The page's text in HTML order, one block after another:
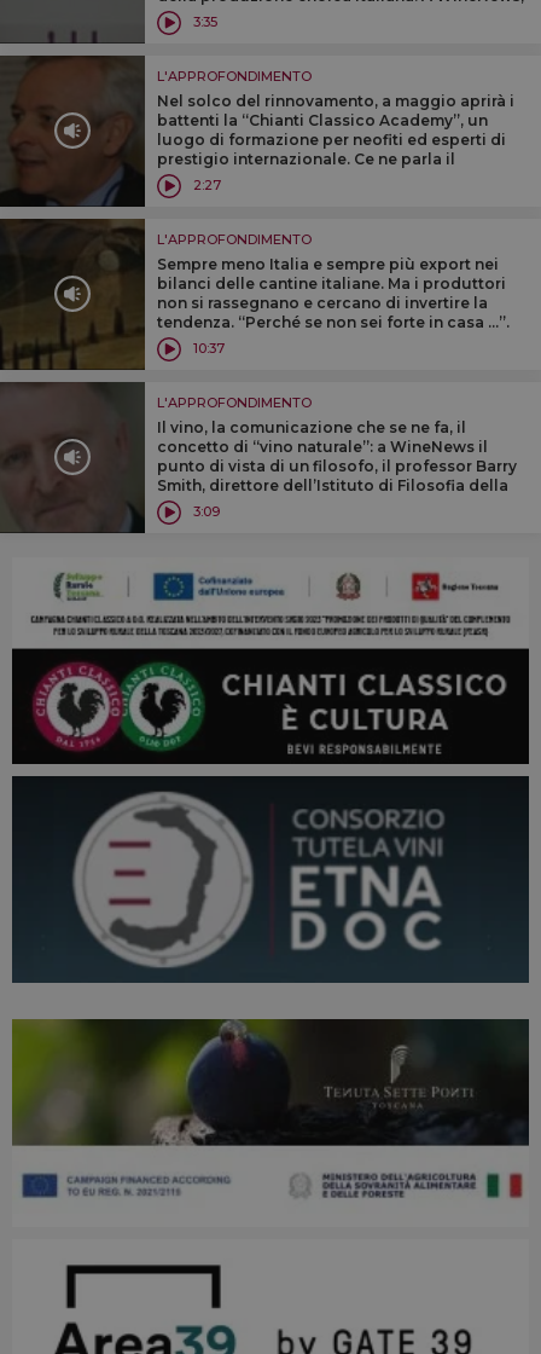
Stevie Kim, managing director Vinitaly
International
3:35
L'APPROFONDIMENTO
Nel solco del rinnovamento, a maggio aprirà i
battenti la ‘‘Chianti Classico Academy’’, un
luogo di formazione per neofiti ed esperti di
prestigio internazionale. Ce ne parla il
presidente del Consorzio del Chianti Classico
Giuseppe Liberatore
2:27
L'APPROFONDIMENTO
Sempre meno Italia e sempre più export nei
bilanci delle cantine italiane. Ma i produttori
non si rassegnano e cercano di invertire la
tendenza. ‘‘Perché se non sei forte in casa ...’’.
Così alcuni importanti produttori toscani da
‘‘Buy Wine’’
10:37
L'APPROFONDIMENTO
Il vino, la comunicazione che se ne fa, il
concetto di ‘‘vino naturale’’: a WineNews il
punto di vista di un filosofo, il professor Barry
Smith, direttore dell’Istituto di Filosofia della
University of London’s School of Advanced
Study
3:09